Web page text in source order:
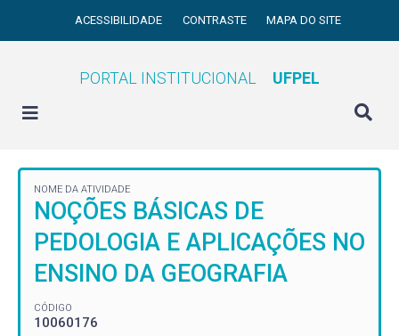
ACESSIBILIDADE CONTRASTE MAPA DO SITE
PORTAL INSTITUCIONAL UFPEL
NOME DA ATIVIDADE
NOÇÕES BÁSICAS DE
PEDOLOGIA E APLICAÇÕES NO
ENSINO DA GEOGRAFIA
CÓDIGO
10060176